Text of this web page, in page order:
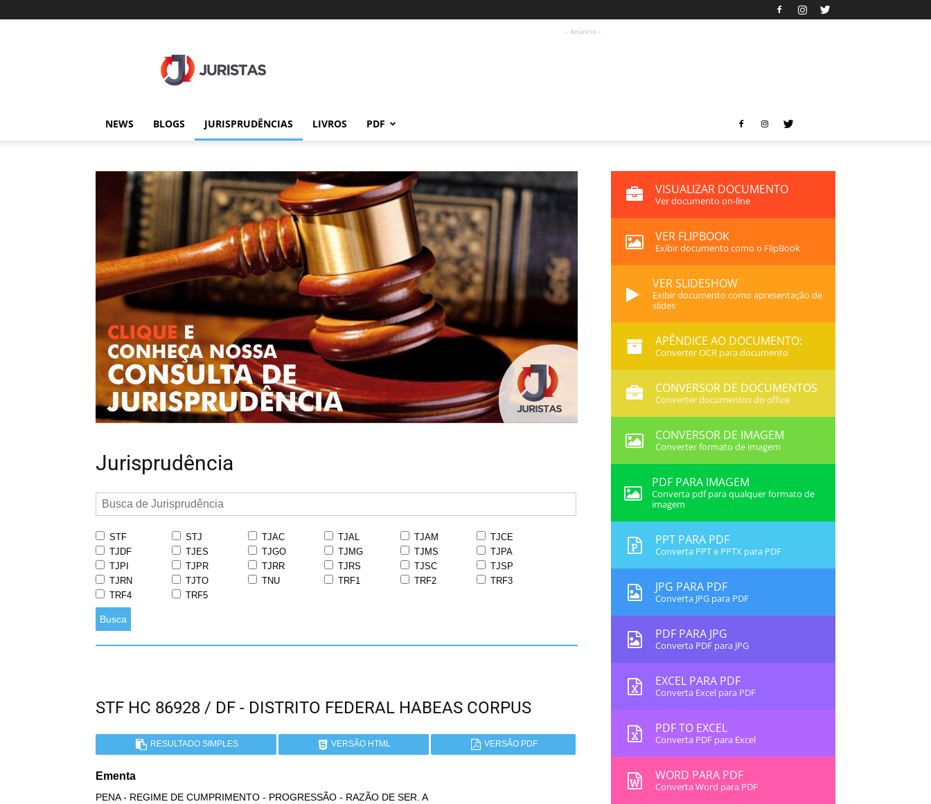
- Anúncio -
NEWS BLOGS JURISPRUDÊNCIAS LIVROS PDF
Jurisprudência
STF STJ TJAC TJAL TJAM
TJCE
TJDF
TJES TJGO TJMG TJMS
TJPA
TJPI
TJPR TJRR TJRS TJSC
TJSP
TJRN
TJTO TNU TRF1 TRF2
TRF3
TRF4
TRF5
Busca
STF HC 86928 / DF - DISTRITO FEDERAL HABEAS CORPUS
RESULTADO SIMPLES VERSÃO HTML VERSÃO PDF
Ementa
PENA - REGIME DE CUMPRIMENTO - PROGRESSÃO - RAZÃO DE SER. A
VISUALIZAR DOCUMENTO
Ver documento on-line
VER FLIPBOOK
Exibir documento como o FlipBook
VER SLIDESHOW
Exibir documento como apresentação de
slides
APÊNDICE AO DOCUMENTO:
Converter OCR para documento
CONVERSOR DE DOCUMENTOS
Converter documentos do office
CONVERSOR DE IMAGEM
Converter formato de imagem
PDF PARA IMAGEM
Converta pdf para qualquer formato de
imagem
PPT PARA PDF
Converta PPT e PPTX para PDF
JPG PARA PDF
Converta JPG para PDF
PDF PARA JPG
Converta PDF para JPG
EXCEL PARA PDF
Converta Excel para PDF
PDF TO EXCEL
Converta PDF para Excel
WORD PARA PDF
Converta Word para PDF